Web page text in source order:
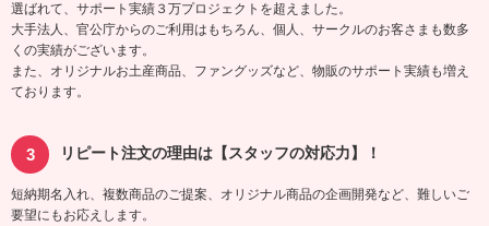
選ばれて、サポート実績３万プロジェクトを超えました。
大手法人、官公庁からのご利用はもちろん、個人、サークルのお客さまも数多
くの実績がございます。
また、オリジナルお土産商品、ファングッズなど、物販のサポート実績も増え
ております。
リピート注文の理由は【スタッフの対応力】！
短納期名入れ、複数商品のご提案、オリジナル商品の企画開発など、難しいご
要望にもお応えします。